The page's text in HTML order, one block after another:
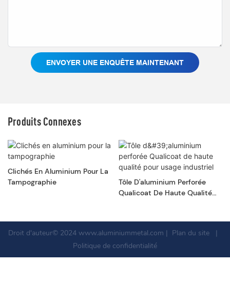
ENVOYER UNE ENQUÊTE MAINTENANT
Produits Connexes
Clichés En Aluminium Pour La
Tampographie
Tôle D'aluminium Perforée
Qualicoat De Haute Qualité
Droit d'auteur© 2024 www.aluminiummetal.com | Plan du site
|
Politique de confidentialité